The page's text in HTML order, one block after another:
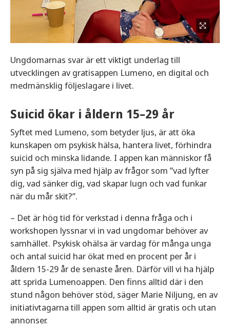
Ungdomarnas svar är ett viktigt underlag till
utvecklingen av gratisappen Lumeno, en digital och
medmänsklig följeslagare i livet.
Suicid ökar i åldern 15–29 år
Syftet med Lumeno, som betyder ljus, är att öka
kunskapen om psykisk hälsa, hantera livet, förhindra
suicid och minska lidande. I appen kan människor få
syn på sig själva med hjälp av frågor som ”vad lyfter
dig, vad sänker dig, vad skapar lugn och vad funkar
när du mår skit?”.
– Det är hög tid för verkstad i denna fråga och i
workshopen lyssnar vi in vad ungdomar behöver av
samhället. Psykisk ohälsa är vardag för många unga
och antal suicid har ökat med en procent per år i
åldern 15-29 år de senaste åren. Därför vill vi ha hjälp
att sprida Lumenoappen. Den finns alltid där i den
stund någon behöver stöd, säger Marie Niljung, en av
initiativtagarna till appen som alltid är gratis och utan
annonser.